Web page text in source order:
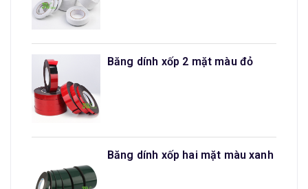
Băng dính xốp 2 mặt màu đỏ
Băng dính xốp hai mặt màu xanh